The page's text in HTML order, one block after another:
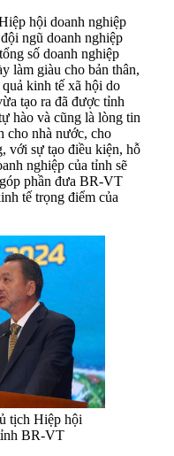
hội doanh nghiệp
ngũ doanh nghiệp
số doanh nghiệp
làm giàu cho bản thân,
kinh tế xã hội do
tạo ra đã được tỉnh
hào và cũng là lòng tin
cho nhà nước, cho
với sự tạo điều kiện, hỗ
nghiệp của tỉnh sẽ
phần đưa BR-VT
tế trọng điểm của
tịch Hiệp hội
BR-VT